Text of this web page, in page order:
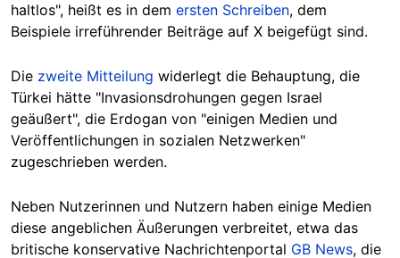
haltlos", heißt es in dem ersten Schreiben, dem
Beispiele irreführender Beiträge auf X beigefügt sind.
Die zweite Mitteilung widerlegt die Behauptung, die
Türkei hätte "Invasionsdrohungen gegen Israel
geäußert", die Erdogan von "einigen Medien und
Veröffentlichungen in sozialen Netzwerken"
zugeschrieben werden.
Neben Nutzerinnen und Nutzern haben einige Medien
diese angeblichen Äußerungen verbreitet, etwa das
britische konservative Nachrichtenportal GB News, die